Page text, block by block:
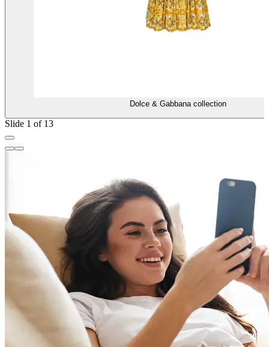
Dolce & Gabbana collection
Slide 1 of 13